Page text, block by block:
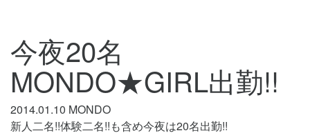
今夜20名
MONDO★GIRL出勤!!
2014.01.10 MONDO
新人二名!!体験二名!!も含め今夜は20名出勤!!